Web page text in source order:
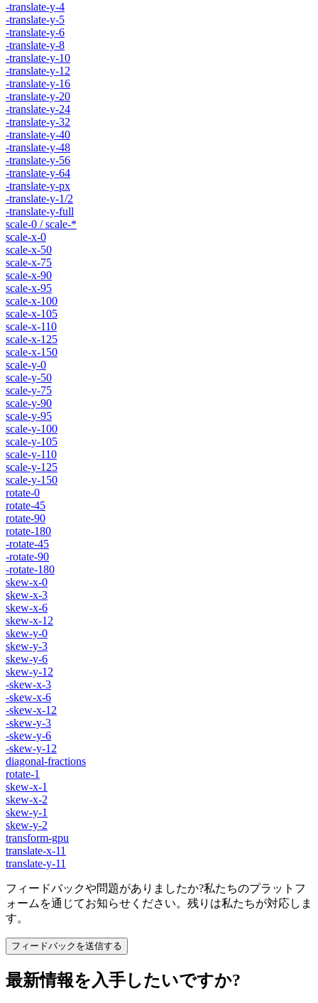
-translate-y-4
-translate-y-5
-translate-y-6
-translate-y-8
-translate-y-10
-translate-y-12
-translate-y-16
-translate-y-20
-translate-y-24
-translate-y-32
-translate-y-40
-translate-y-48
-translate-y-56
-translate-y-64
-translate-y-px
-translate-y-1/2
-translate-y-full
scale-0 / scale-*
scale-x-0
scale-x-50
scale-x-75
scale-x-90
scale-x-95
scale-x-100
scale-x-105
scale-x-110
scale-x-125
scale-x-150
scale-y-0
scale-y-50
scale-y-75
scale-y-90
scale-y-95
scale-y-100
scale-y-105
scale-y-110
scale-y-125
scale-y-150
rotate-0
rotate-45
rotate-90
rotate-180
-rotate-45
-rotate-90
-rotate-180
skew-x-0
skew-x-3
skew-x-6
skew-x-12
skew-y-0
skew-y-3
skew-y-6
skew-y-12
-skew-x-3
-skew-x-6
-skew-x-12
-skew-y-3
-skew-y-6
-skew-y-12
diagonal-fractions
rotate-1
skew-x-1
skew-x-2
skew-y-1
skew-y-2
transform-gpu
translate-x-11
translate-y-11
フィードバックや問題がありましたか?私たちのプラットフ
ォームを通じてお知らせください。残りは私たちが対応しま
す。
フィードバックを送信する
最新情報を入手したいですか?